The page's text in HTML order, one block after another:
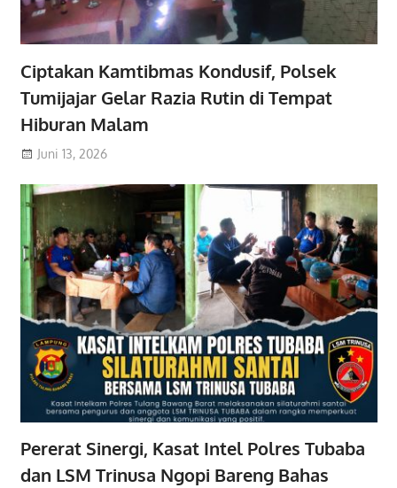
Ciptakan Kamtibmas Kondusif, Polsek
Tumijajar Gelar Razia Rutin di Tempat
Hiburan Malam
Juni 13, 2026
Pererat Sinergi, Kasat Intel Polres Tubaba
dan LSM Trinusa Ngopi Bareng Bahas